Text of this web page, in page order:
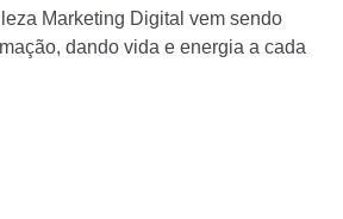
Marketing Digital vem sendo
dando vida e energia a cada